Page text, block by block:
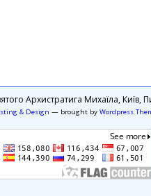
Архистратига Михаїла, Київ,
& Design — brought by Wordpress